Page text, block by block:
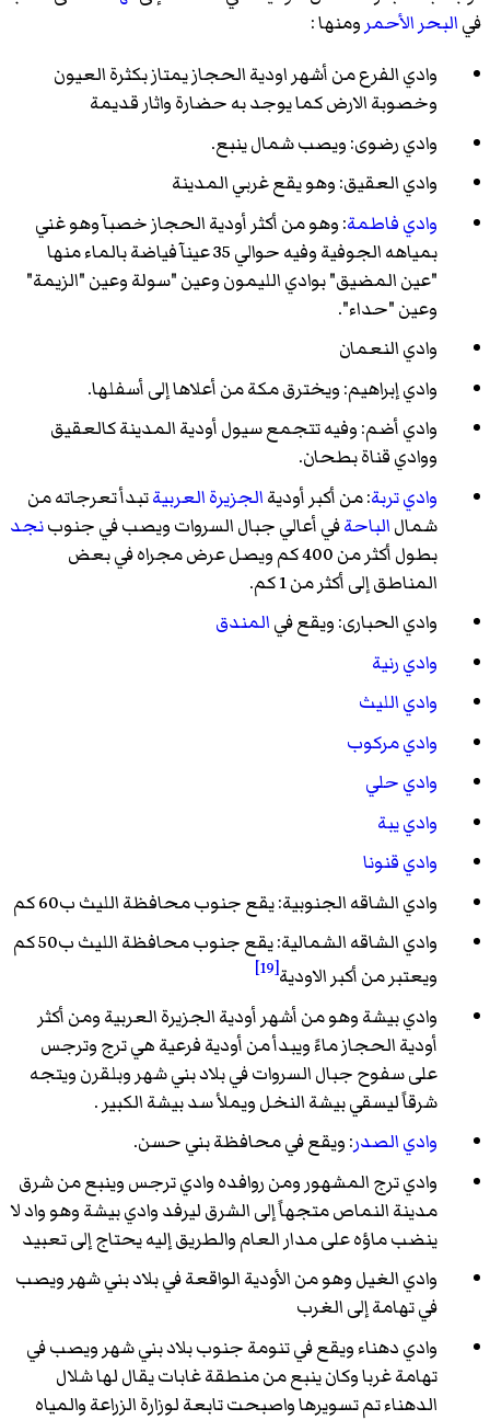
فيالبحر الأحمر ومنها :
وادي الفرع من أشهر اودية الحجاز يمتاز بكثرة العيون
وخصوبة الارض كما يوجد به حضارة واثار قديمة
وادي رضوى: ويصب شمال ينبع.
وادي العقيق: وهو يقع غربي المدينة
وادي فاطمة: وهو من أكثر أودية الحجاز خصبآ وهو غني
بمياهه الجوفية وفيه حوالي 35 عينآ فياضة بالماء منها
"عين المضيق" بوادي الليمون وعين "سولة وعين "الزيمة"
وعين "حداء".
وادي النعمان
وادي إبراهيم: ويخترق مكة من أعلاها إلى أسفلها.
وادي أضم: وفيه تتجمع سيول أودية المدينة كالعقيق
ووادي قناة بطحان.
وادي تربة: من أكبر أوديةالجزيرة العربيةتبدأ تعرجاته من
شمالالباحةفي أعالي جبال السروات ويصب في جنوبنجد
بطول أكثر من 400 كم ويصل عرض مجراه في بعض
المناطق إلى أكثر من 1 كم.
وادي الحبارى: ويقع فيالمندق
وادي رنية
وادي الليث
وادي مركوب
وادي حلي
وادي يبة
وادي قنونا
وادي الشاقه الجنوبية: يقع جنوب محافظة الليث ب60 كم
وادي الشاقه الشمالية: يقع جنوب محافظة الليث ب50 كم
ويعتبر من أكبر الاودية[19]
وادي بيشة وهو من أشهر أودية الجزيرة العربية ومن أكثر
أودية الحجاز ماءً ويبدأ من أودية فرعية هي ترج وترجس
على سفوح جبال السروات في بلاد بني شهر وبلقرن ويتجه
شرقاً ليسقي بيشة النخل ويملأ سد بيشة الكبير .
وادي الصدر: ويقع في محافظة بني حسن.
وادي ترج المشهور ومن روافده وادي ترجس وينبع من شرق
مدينة النماص متجهاً إلى الشرق ليرفد وادي بيشة وهو واد لا
ينضب ماؤه على مدار العام والطريق إليه يحتاج إلى تعبيد
وادي الغيل وهو من الأودية الواقعة في بلاد بني شهر ويصب
في تهامة إلى الغرب
وادي دهناء ويقع في تنومة جنوب بلاد بني شهر ويصب في
تهامة غربا وكان ينبع من منطقة غابات يقال لها شلال
الدهناء تم تسويرها واصبحت تابعة لوزارة الزراعة والمياه